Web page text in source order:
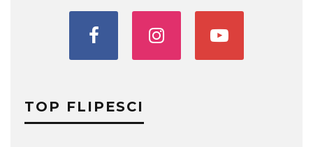
TOP FLIPESCI